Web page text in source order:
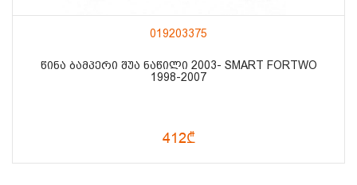
019203375
ᲬᲘᲜᲐ ᲑᲐᲛᲞᲔᲠᲘ ᲨᲣᲐ ᲜᲐᲬᲘᲚᲘ 2003- SMART FORTWO
1998-2007
412₾